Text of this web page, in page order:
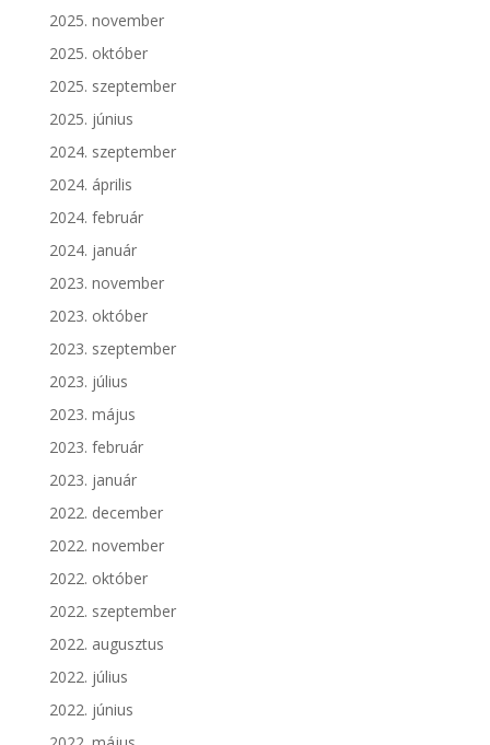
2025. november
2025. október
2025. szeptember
2025. június
2024. szeptember
2024. április
2024. február
2024. január
2023. november
2023. október
2023. szeptember
2023. július
2023. május
2023. február
2023. január
2022. december
2022. november
2022. október
2022. szeptember
2022. augusztus
2022. július
2022. június